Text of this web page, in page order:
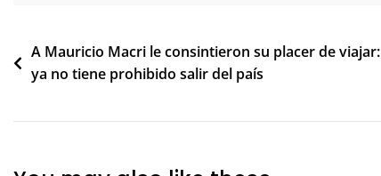
Navegación
de
entradas
A Mauricio Macri le consintieron su placer de viajar:
ya no tiene prohibido salir del país